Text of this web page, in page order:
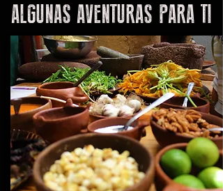
ALGUNAS AVENTURAS PARA TI